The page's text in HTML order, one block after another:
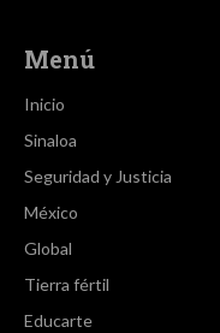
Menú
Inicio
Sinaloa
Seguridad y Justicia
México
Global
Tierra fértil
Educarte